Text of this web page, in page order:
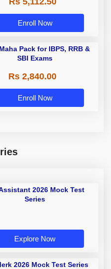
& Grade B Bank Exams
Enroll Now
Pack for IBPS, RRB &
SBI Exams
Rs 2,840.00
Enroll Now
2026 Mock Test
Series
Explore Now
2026 Mock Test Series